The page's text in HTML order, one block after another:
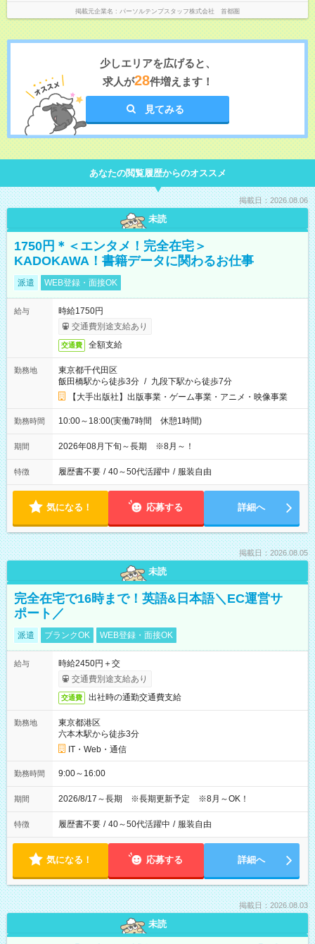
掲載元企業名 パーソルテンプスタッフ株式会社 首都圏
少しエリアを広げると、
求人が28件増えます！
見てみる
あなたの閲覧履歴からのオススメ
掲載日：2026.08.06
未読
1750円＊＜エンタメ！完全在宅＞
KADOKAWA！書籍データに関わるお仕事
派遣 WEB登録・面接OK
給与
時給1750円
交通費別途支給あり
交通費 全額支給
勤務地
東京都千代田区
飯田橋駅から徒歩3分 / 九段下駅から徒歩7分
【大手出版社】出版事業・ゲーム事業・アニメ・映像事業
勤務時間 10:00～18:00(実働7時間 休憩1時間)
期間 2026年08月下旬～長期 ※8月～！
特徴 履歴書不要 / 40～50代活躍中 / 服装自由
気になる！ 応募する 詳細へ
掲載日：2026.08.05
未読
完全在宅で16時まで！英語&日本語＼EC運営サ
ポート／
派遣 ブランクOK WEB登録・面接OK
給与
時給2450円＋交
交通費別途支給あり
交通費 出社時の通勤交通費支給
勤務地
東京都港区
六本木駅から徒歩3分
IT・Web・通信
勤務時間 9:00～16:00
期間 2026/8/17～長期 ※長期更新予定 ※8月～OK！
特徴 履歴書不要 / 40～50代活躍中 / 服装自由
気になる！ 応募する 詳細へ
掲載日：2026.08.03
未読